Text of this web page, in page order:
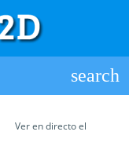
Ver en directo el